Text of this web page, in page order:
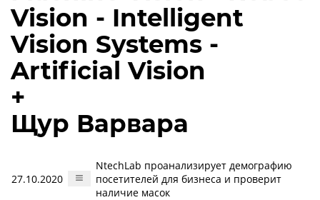
Vision - Intelligent
Vision Systems -
Artificial Vision
+
Щур Варвара
27.10.2020
NtechLab проанализирует демографию
посетителей для бизнеса и проверит
наличие масок